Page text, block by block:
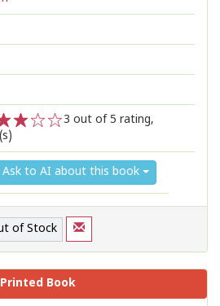
3 out of 5 rating,
Ask to AI about this book
of Stock
Printed Book